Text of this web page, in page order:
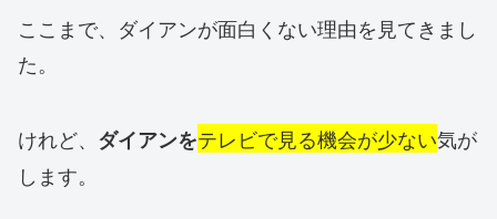
ここまで、ダイアンが面白くない理由を見てきまし
た。
けれど、 ダイアンをテレビで見る機会が少ない気が
します。